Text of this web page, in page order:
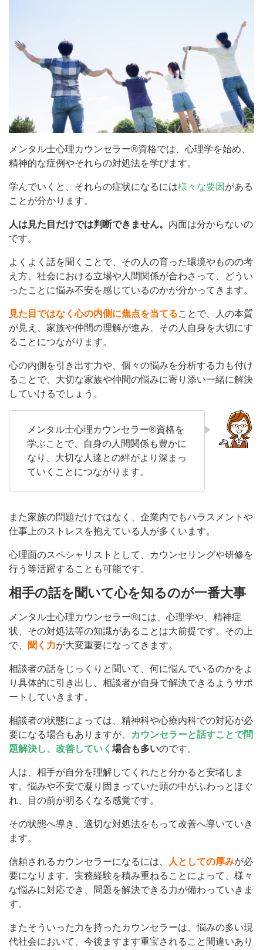
メンタル士心理カウンセラー®資格では、心理学を始め、
精神的な症例やそれらの対処法を学びます。
学んでいくと、それらの症状になるには様々な要因 がある
ことが分かります。
人は見た目だけでは判断できません。 内面は分からないの
です。
よくよく話を聞くことで、その人の育った環境やものの考
え方、社会における立場や人間関係が合わさって、どうい
ったことに悩み不安を感じているのかが分かってきます。
見た目ではなく心の内側に焦点を当てることで、人の本質
が見え、家族や仲間の理解が進み、その人自身を大切にす
ることにつながります。
心の内側を引き出す力や、個々の悩みを分析する力も付け
ることで、大切な家族や仲間の悩みに寄り添い一緒に解決
していけるでしょう。
メンタル士心理カウンセラー®資格を
学ぶことで、自身の人間関係も豊かに
なり、大切な人達との絆がより深まっ
ていくことにつながります。
また家族の問題だけではなく、企業内でもハラスメントや
仕事上のストレスを抱えている人が多くいます。
心理面のスペシャリストとして、カウンセリングや研修を
行う等活躍することも可能です。
相手の話を聞いて心を知るのが一番大事
メンタル士心理カウンセラー®には、心理学や、精神症
状、その対処法等の知識があることは大前提です。その上
で、
聞く力が大変重要になってきます。
相談者の話をじっくりと聞いて、何に悩んでいるのかをよ
り具体的に引き出し、相談者が自身で解決できるようサポ
ートしていきます。
相談者の状態によっては、精神科や心療内科での対応が必
要になる場合もありますが、
カウンセラーと話すことで問
題解決し、改善していく 場合も多いのです。
人は、相手が自分を理解してくれたと分かると安堵しま
す。悩みや不安で凝り固まっていた頭の中がふわっとほぐ
れ、目の前が明るくなる感覚です。
その状態へ導き、適切な対処法をもって改善へ導いていき
ます。
信頼されるカウンセラーになるには、 人としての厚みが必
要になります。実務経験を積み重ねることによって、様々
な悩みに対応でき、問題を解決できる力が備わっていきま
す。
またそういった力を持ったカウンセラーは、悩みの多い現
代社会において、今後ますます重宝されること間違いあり